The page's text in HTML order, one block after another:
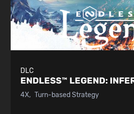
DLC
ENDLESS™ LEGEND:
4X Turn-based Strategy